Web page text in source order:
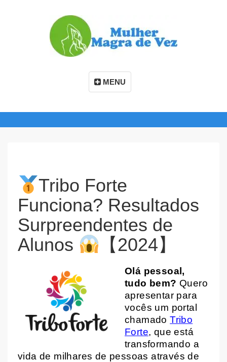
MENU
Tribo Forte
Funciona? Resultados
Surpreendentes de
Alunos
【2024】
Olá pessoal,
tudo bem? Quero
apresentar para
vocês um portal
chamadoTribo
Forte, que está
transformando a
vida de milhares de pessoas através de